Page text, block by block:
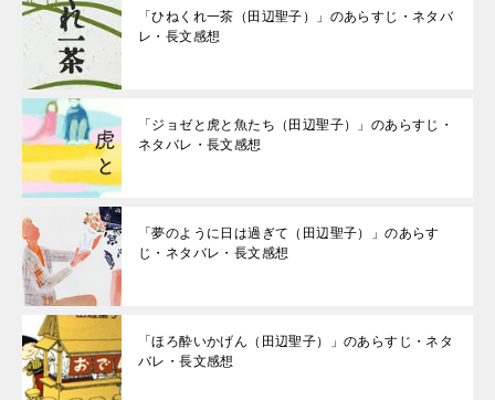
「ひねくれ一茶（田辺聖子）」のあらすじ・ネタバ
レ・長文感想
「ジョゼと虎と魚たち（田辺聖子）」のあらすじ・
ネタバレ・長文感想
「夢のように日は過ぎて（田辺聖子）」のあらす
じ・ネタバレ・長文感想
「ほろ酔いかげん（田辺聖子）」のあらすじ・ネタ
バレ・長文感想